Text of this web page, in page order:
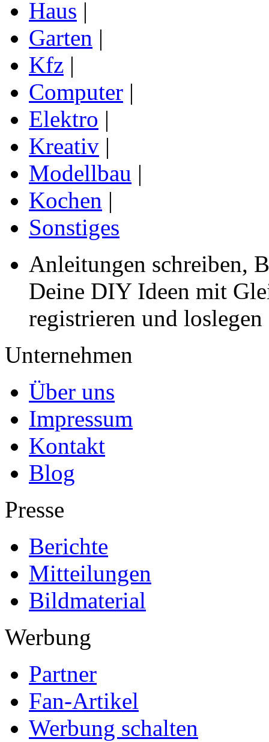
Haus |
Garten |
Kfz |
Computer |
Elektro |
Kreativ |
Modellbau |
Kochen |
Sonstiges
Anleitungen schreiben,
Deine DIY Ideen mit
registrieren und loslegen
Unternehmen
Über uns
Impressum
Kontakt
Blog
Presse
Berichte
Mitteilungen
Bildmaterial
Werbung
Partner
Fan-Artikel
Werbung schalten